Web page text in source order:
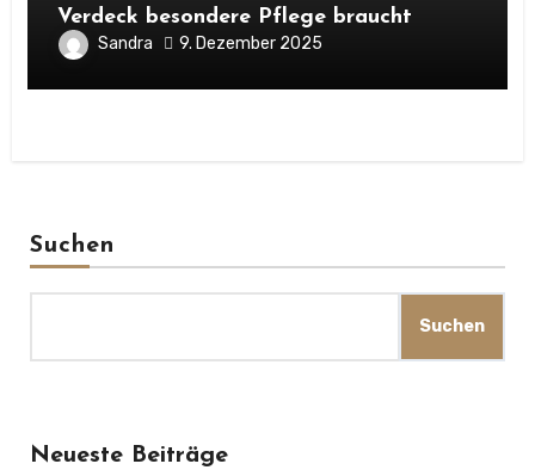
Verdeck besondere Pflege braucht
Sandra 9. Dezember 2025
Suchen
Suchen
Neueste Beiträge